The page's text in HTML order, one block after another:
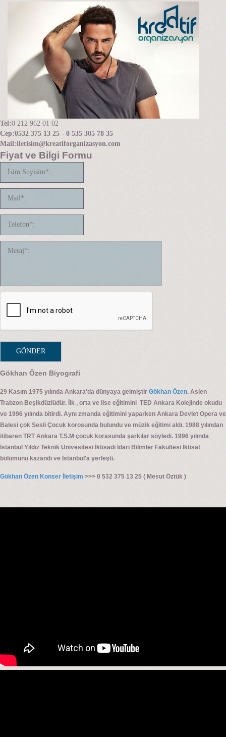
Tel:0 212 962 01 02
Cep:0532 375 13 25 - 0 535 305 78 35
Mail:iletisim@kreatiforganizasyon.com
Fiyat ve Bilgi Formu
Gökhan Özen Biyografi
29 Kasım 1975 yılında Ankara'da dünyaya gelmiştir Gökhan Özen. Aslen
Trabzon Beşikdüzlüdür. İlk , orta ve lise eğitimini TED Ankara Kolejinde okudu
ve 1996 yılında bitirdi. Aynı zmanda eğitimini yaparken Ankara Devlet Opera ve
Balesi çok Sesli Çocuk korosunda bulundu ve müzik eğitimi aldı. 1988 yılından
itibaren TRT Ankara T.S.M çocuk korasunda şarkılar söyledi. 1996 yılında
İstanbul Yıldız Teknik Ünivesitesi İktisadi İdari Bilimler Fakültesi İktisat
bölümünü kazandı ve İstanbul'a yerleşti.
Gökhan Özen Konser İletişim >>> 0 532 375 13 25 ( Mesut Öztük )